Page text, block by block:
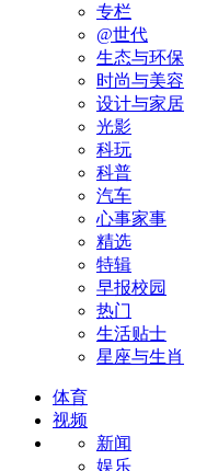
专栏
@世代
生态与环保
时尚与美容
设计与家居
光影
科玩
科普
汽车
心事家事
精选
特辑
早报校园
热门
生活贴士
星座与生肖
体育
视频
新闻
娱乐